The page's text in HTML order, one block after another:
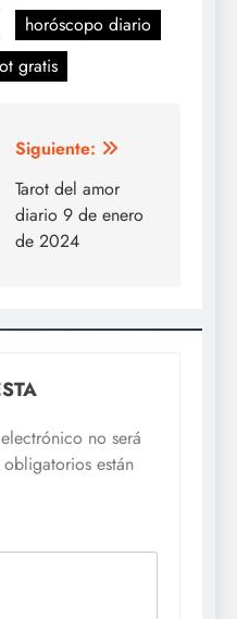
horóscopo diario
gratis
Siguiente:
Tarot del amor
diario 9 de enero
de 2024
no será
obligatorios están